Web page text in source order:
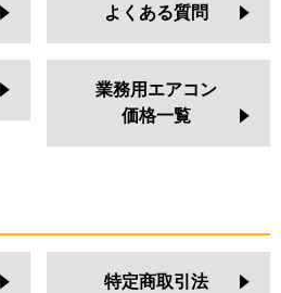
よくある質問
業務用エアコン
価格一覧
特定商取引法